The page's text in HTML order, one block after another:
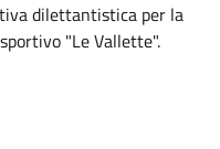
dilettantistica per la
"Le Vallette".